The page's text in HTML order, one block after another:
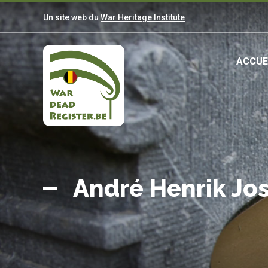
Aller
au
contenu
principal
Un site web du War Heritage Institute
Belgian
War
Dead
Register
André Henrik